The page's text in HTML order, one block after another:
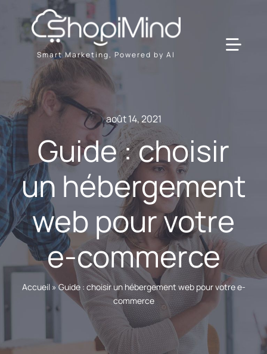
contenu
Smart Marketing, Powered by AI
Solution
Ressources & Partenaires
Offres
août 14, 2021
Guide : choisir
un hébergement
web pour votre
e-commerce
Accueil»Guide : choisir un hébergement web pour votre e-
commerce